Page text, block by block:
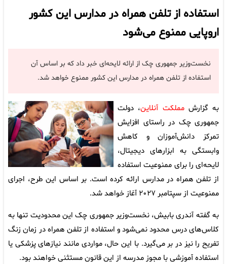
استفاده از تلفن همراه در مدارس این کشور
اروپایی ممنوع می‌شود
نخست‌وزیر جمهوری چک از ارائه لایحه‌ای خبر داد که بر اساس آن
استفاده از تلفن همراه در مدارس این کشور ممنوع خواهد شد.
به گزارشمملکت آنلاین، دولت
جمهوری چک در راستای افزایش
تمرکز دانش‌آموزان و کاهش
وابستگی به ابزارهای دیجیتال،
لایحه‌ای را برای ممنوعیت استفاده
از تلفن همراه در مدارس ارائه کرده است. بر اساس این طرح، اجرای
ممنوعیت از سپتامبر ۲۰۲۷ آغاز خواهد شد.
به گفته آندری بابیش، نخست‌وزیر جمهوری چک این محدودیت تنها به
کلاس‌های درس محدود نمی‌شود و استفاده از تلفن همراه در زمان زنگ
تفریح را نیز در بر می‌گیرد. با این حال، مواردی مانند نیازهای پزشکی یا
استفاده آموزشی با مجوز مدرسه از این قانون مستثنی خواهند بود.